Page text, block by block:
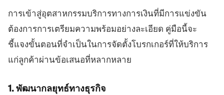
การเข้าสู่อุตสาหกรรมบริการทางการเงินที่มีการแข่งขัน
ต้องการการเตรียมความพร้อมอย่างละเอียด คู่มือนี้จะ
ชี้แจงขั้นตอนที่จำเป็นในการจัดตั้งโบรกเกอร์ที่ให้บริการ
แก่ลูกค้าผ่านข้อเสนอที่หลากหลาย
1. พัฒนากลยุทธ์ทางธุรกิจ